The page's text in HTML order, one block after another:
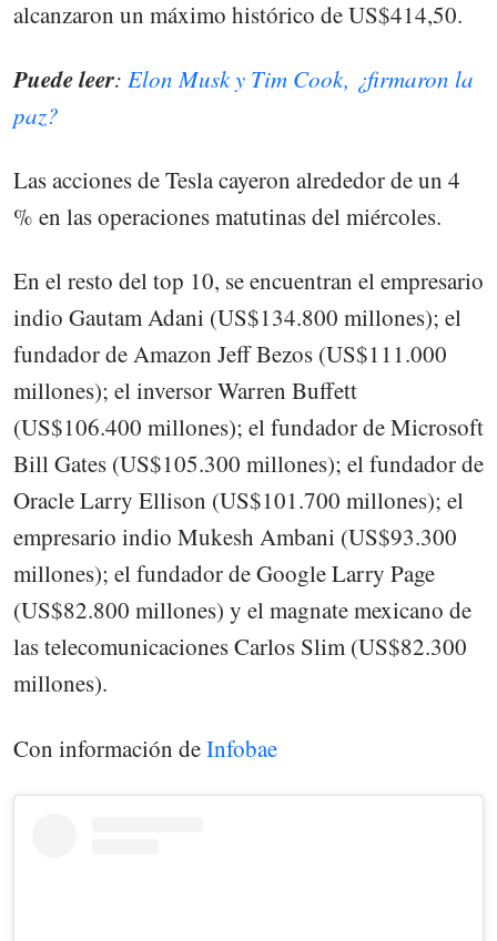
alcanzaron un máximo histórico de US$414,50.
Puede leer: Elon Musk y Tim Cook, ¿firmaron la
paz?
Las acciones de Tesla cayeron alrededor de un 4
% en las operaciones matutinas del miércoles.
En el resto del top 10, se encuentran el empresario
indio Gautam Adani (US$134.800 millones); el
fundador de Amazon Jeff Bezos (US$111.000
millones); el inversor Warren Buffett
(US$106.400 millones); el fundador de Microsoft
Bill Gates (US$105.300 millones); el fundador de
Oracle Larry Ellison (US$101.700 millones); el
empresario indio Mukesh Ambani (US$93.300
millones); el fundador de Google Larry Page
(US$82.800 millones) y el magnate mexicano de
las telecomunicaciones Carlos Slim (US$82.300
millones).
Con información deInfobae